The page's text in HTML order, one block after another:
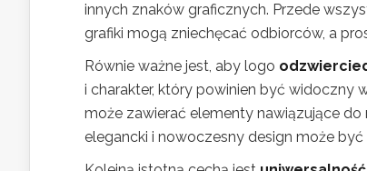
innych znaków graficznych. Przede
grafiki mogą zniechęcać odbiorców, a
Równie ważne jest, aby logo
i charakter, który powinien być widoczny
może zawierać elementy nawiązujące
elegancki i nowoczesny design może